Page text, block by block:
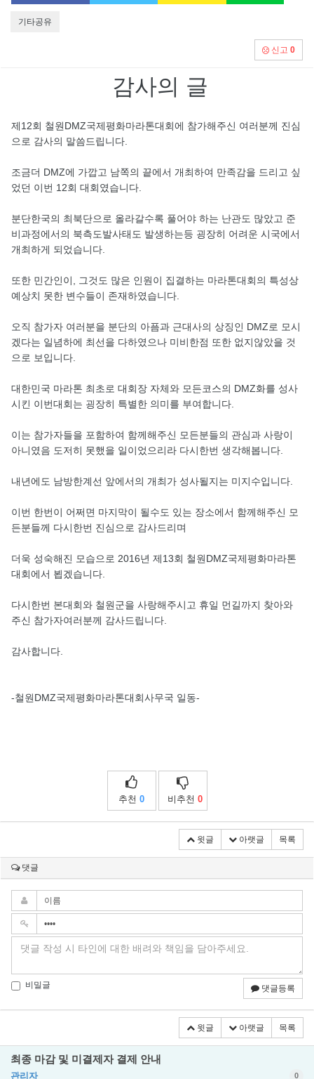
기타공유
신고 0
감사의 글
제12회 철원DMZ국제평화마라톤대회에 참가해주신 여러분께 진심
으로 감사의 말씀드립니다.
조금더 DMZ에 가깝고 남쪽의 끝에서 개최하여 만족감을 드리고 싶
었던 이번 12회 대회였습니다.
분단한국의 최북단으로 올라갈수록 풀어야 하는 난관도 많았고 준
비과정에서의 북측도발사태도 발생하는등 굉장히 어려운 시국에서
개최하게 되었습니다.
또한 민간인이, 그것도 많은 인원이 집결하는 마라톤대회의 특성상
예상치 못한 변수들이 존재하였습니다.
오직 참가자 여러분을 분단의 아픔과 근대사의 상징인 DMZ로 모시
겠다는 일념하에 최선을 다하였으나 미비한점 또한 없지않았을 것
으로 보입니다.
대한민국 마라톤 최초로 대회장 자체와 모든코스의 DMZ화를 성사
시킨 이번대회는 굉장히 특별한 의미를 부여합니다.
이는 참가자들을 포함하여 함께해주신 모든분들의 관심과 사랑이
아니였음 도저히 못했을 일이었으리라 다시한번 생각해봅니다.
내년에도 남방한계선 앞에서의 개최가 성사될지는 미지수입니다.
이번 한번이 어쩌면 마지막이 될수도 있는 장소에서 함께해주신 모
든분들께 다시한번 진심으로 감사드리며
더욱 성숙해진 모습으로 2016년 제13회 철원DMZ국제평화마라톤
대회에서 뵙겠습니다.
다시한번 본대회와 철원군을 사랑해주시고 휴일 먼길까지 찾아와
주신 참가자여러분께 감사드립니다.
감사합니다.
-철원DMZ국제평화마라톤대회사무국 일동-
추천 0 비추천 0
윗글 아랫글 목록
댓글
비밀글 댓글등록
윗글 아랫글 목록
최종 마감 및 미결제자 결제 안내
관리자 0